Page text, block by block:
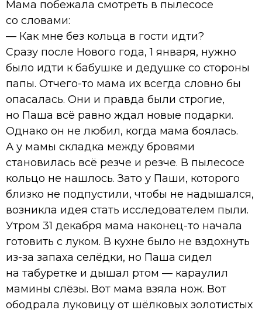
Мама побежала смотреть в пылесосе
со словами:
— Как мне без кольца в гости идти?
Сразу после Нового года, 1 января, нужно
было идти к бабушке и дедушке со стороны
папы. Отчего-то мама их всегда словно бы
опасалась. Они и правда были строгие,
но Паша всё равно ждал новые подарки.
Однако он не любил, когда мама боялась.
А у мамы складка между бровями
становилась всё резче и резче. В пылесосе
кольцо не нашлось. Зато у Паши, которого
близко не подпустили, чтобы не надышался,
возникла идея стать исследователем пыли.
Утром 31 декабря мама наконец-то начала
готовить с луком. В кухне было не вздохнуть
из-за запаха селёдки, но Паша сидел
на табуретке и дышал ртом — караулил
мамины слёзы. Вот мама взяла нож. Вот
ободрала луковицу от шёлковых золотистых